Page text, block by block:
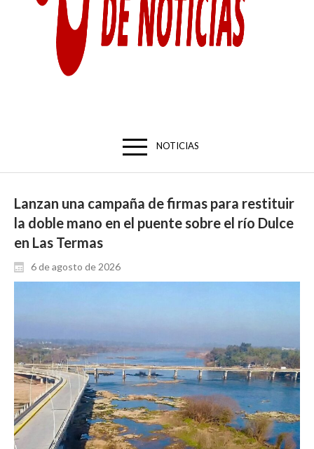
NOTICIAS
Lanzan una campaña de firmas para restituir
la doble mano en el puente sobre el río Dulce
en Las Termas
6 de agosto de 2026